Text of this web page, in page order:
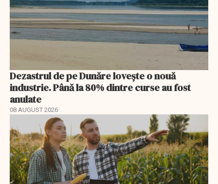
Dezastrul de pe Dunăre lovește o nouă
industrie. Până la 80% dintre curse au fost
anulate
08 AUGUST 2026